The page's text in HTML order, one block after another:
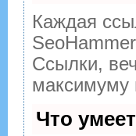
Каждая
Ссылки,
максимуму
Что